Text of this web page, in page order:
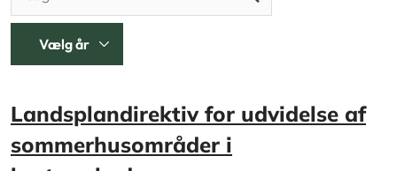
Landsplandirektiv for udvidelse af
sommerhusområder i